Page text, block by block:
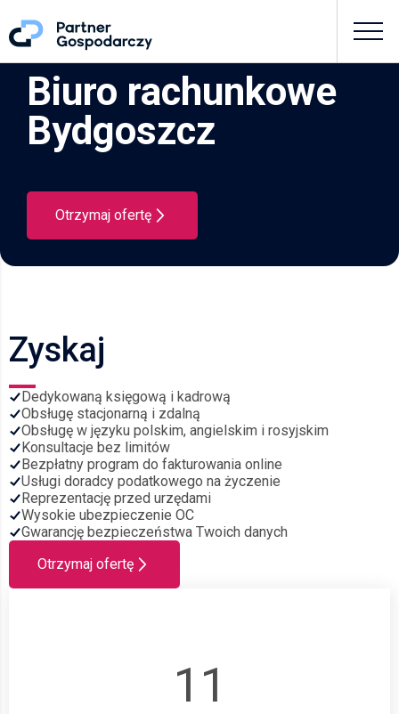
Biuro rachunkowe
Bydgoszcz
Otrzymaj ofertę
11
Zyskaj
Dedykowaną księgową i kadrową
Obsługę stacjonarną i zdalną
Obsługę w języku polskim, angielskim i rosyjskim
Konsultacje bez limitów
Bezpłatny program do fakturowania online
Usługi doradcy podatkowego na życzenie
Reprezentację przed urzędami
Wysokie ubezpieczenie OC
Gwarancję bezpieczeństwa Twoich danych
Otrzymaj ofertę